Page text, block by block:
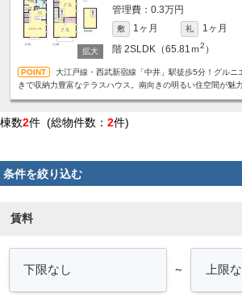
0.3万円
敷 1ヶ月 礼
1ヶ月
階 2SLDK（65.81ｍ2 ）
大江戸線・西武新宿線「中井」駅徒歩5分！グルニ
きで収納力豊富なテラスハウス。南向きの明るい住空間が魅
棟数2件 (総物件数： 2件)
条件を絞り込む
賃料
～